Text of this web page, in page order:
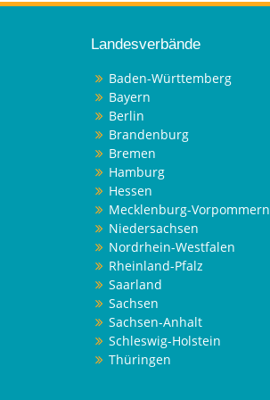
Landesverbände
Baden-Württemberg
Bayern
Berlin
Brandenburg
Bremen
Hamburg
Hessen
Mecklenburg-Vorpommern
Niedersachsen
Nordrhein-Westfalen
Rheinland-Pfalz
Saarland
Sachsen
Sachsen-Anhalt
Schleswig-Holstein
Thüringen